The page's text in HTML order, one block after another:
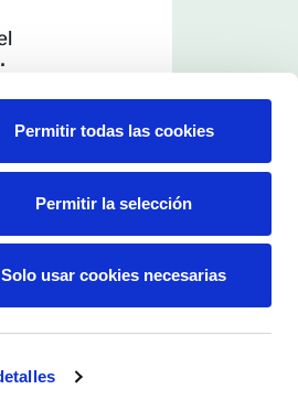
Permitir todas las cookies
Permitir la selección
Solo usar cookies necesarias